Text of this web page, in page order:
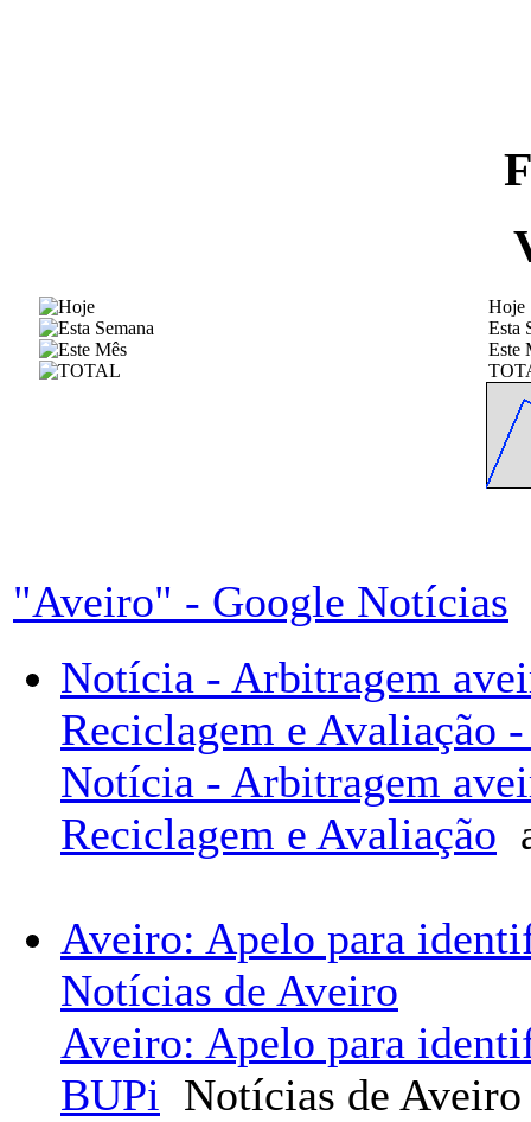
Hoje
Esta
Este
"Aveiro" - Google Notícias
Notícia - Arbitragem
Reciclagem e Avaliação
Notícia - Arbitragem
Reciclagem e Avaliação
Aveiro: Apelo para
Notícias de Aveiro
Aveiro: Apelo para
BUPi Notícias de Aveiro